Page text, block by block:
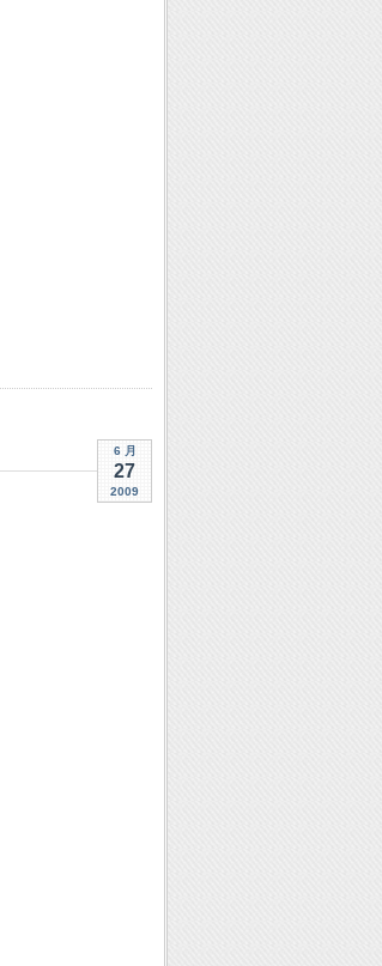
6 月
27
2009